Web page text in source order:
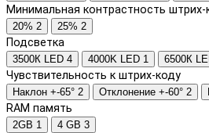
Минимальная контрастность штрих-
20% 2 25% 2
Подсветка
3500К LED 4 4000K LED 1 6500К
Чувствительность к штрих-коду
Наклон +-65° 2 Отклонение +-60° 2
RAM память
2GB 1 4 GB 3